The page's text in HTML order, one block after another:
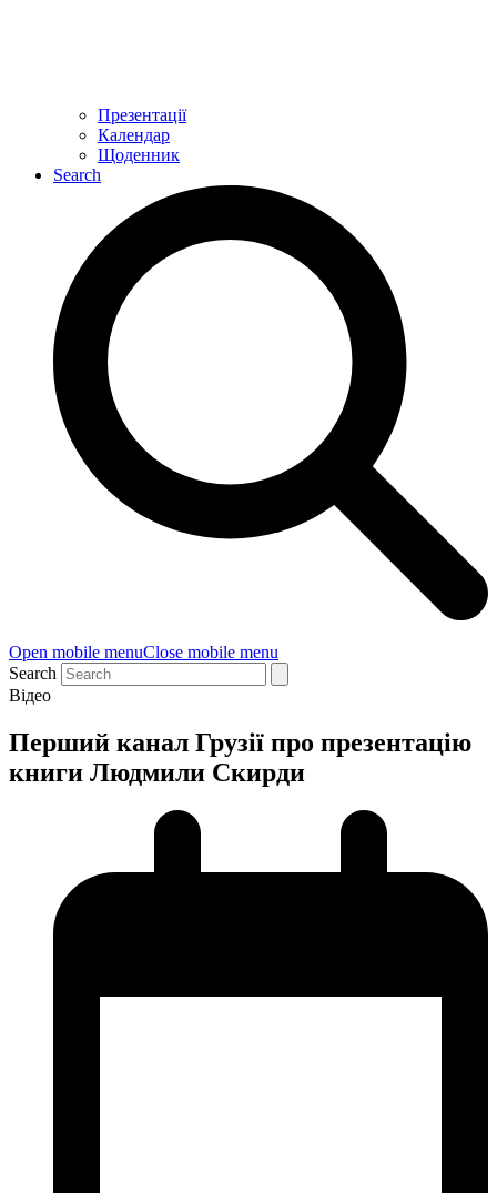
Презентації
Календар
Щоденник
Search
Open mobile menuClose mobile menu
Search
Відео
Перший канал Грузії про презентацію
книги Людмили Скирди